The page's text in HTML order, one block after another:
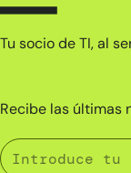
Tu socio de TI, al
Recibe las últimas